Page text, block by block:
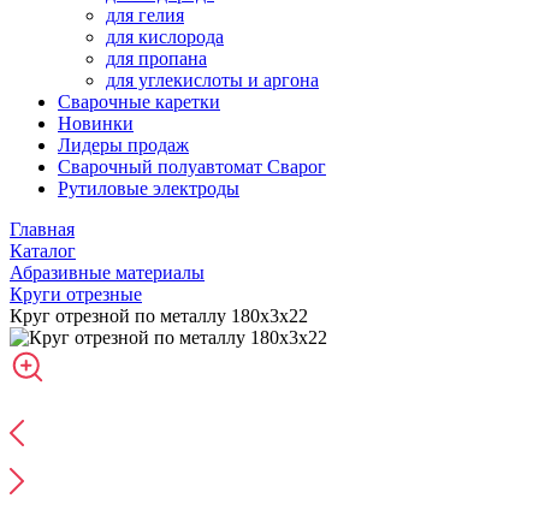
для гелия
для кислорода
для пропана
для углекислоты и аргона
Сварочные каретки
Новинки
Лидеры продаж
Сварочный полуавтомат Сварог
Рутиловые электроды
Главная
Каталог
Абразивные материалы
Круги отрезные
Круг отрезной по металлу 180х3х22